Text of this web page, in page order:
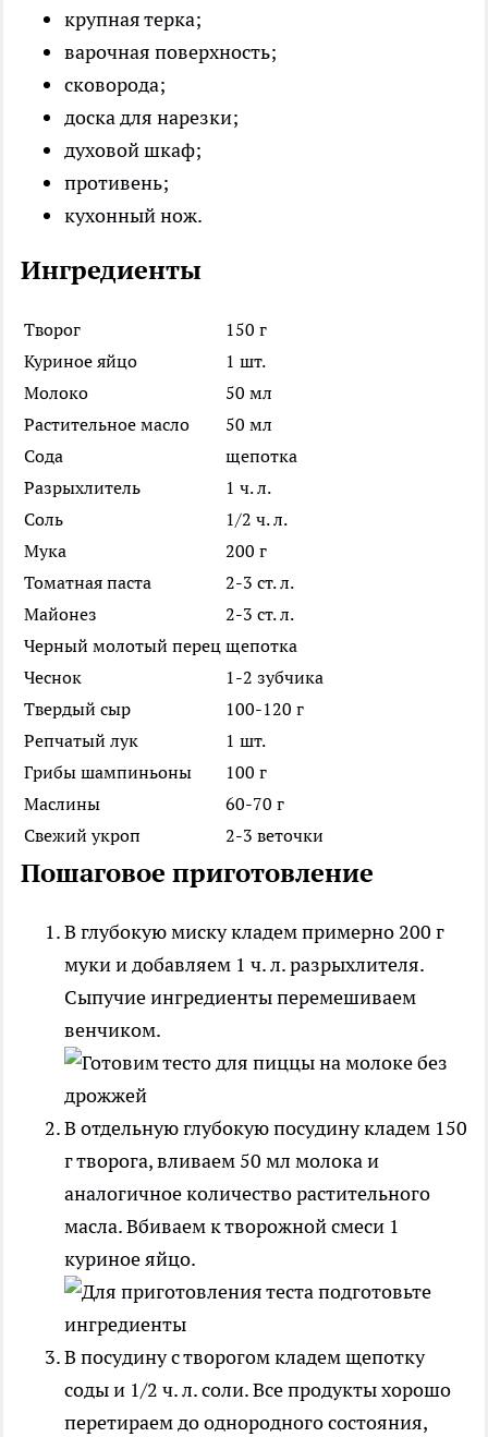
крупная терка;
варочная поверхность;
сковорода;
доска для нарезки;
духовой шкаф;
противень;
кухонный нож.
Ингредиенты
Творог
150 г
Куриное яйцо
1 шт.
Молоко
50 мл
Растительное масло
50 мл
Сода
щепотка
Разрыхлитель
1 ч. л.
Соль
1/2 ч. л.
Мука
200 г
Томатная паста
2-3 ст. л.
Майонез
2-3 ст. л.
Черный молотый перец щепотка
Чеснок
1-2 зубчика
Твердый сыр
100-120 г
Репчатый лук
1 шт.
Грибы шампиньоны
100 г
Маслины
60-70 г
Свежий укроп
2-3 веточки
Пошаговое приготовление
В глубокую миску кладем примерно 200 г
муки и добавляем 1 ч. л. разрыхлителя.
Сыпучие ингредиенты перемешиваем
венчиком.
В отдельную глубокую посудину кладем 150
г творога, вливаем 50 мл молока и
аналогичное количество растительного
масла. Вбиваем к творожной смеси 1
куриное яйцо.
В посудину с творогом кладем щепотку
соды и 1/2 ч. л. соли. Все продукты хорошо
перетираем до однородного состояния,